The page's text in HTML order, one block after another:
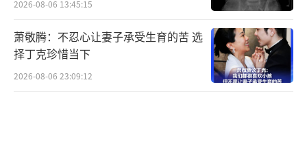
面支撑。企业盈利没有实质性改善，市场估值
被杠杆资金炒到极致，全程没有充分的回调消
化、筹码交换过程。极致的狂欢过后，监管收
2026-08-06 13:45:15
萧敬腾：不忍心让妻子承受生育的苦 选
择丁克珍惜当下
2026-08-06 23:09:12